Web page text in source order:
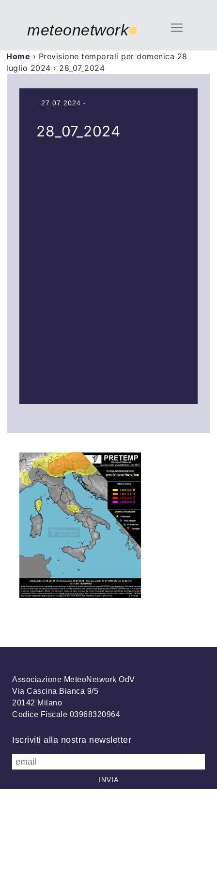
meteonetwork■
Home › Previsione temporali per domenica 28
luglio 2024 › 28_07_2024
27.07.2024 -
28_07_2024
Associazione MeteoNetwork OdV
Via Cascina Bianca 9/5
20142 Milano
Codice Fiscale 03968320964
Iscriviti alla nostra newsletter